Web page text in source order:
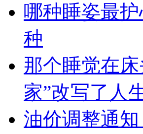
哪种睡姿最
种
那个睡觉在
家”改写了人
油价调整通